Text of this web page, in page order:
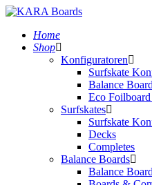
Home
Shop
Konfiguratoren
Surfskate
Balance
Eco
Surfskates
Surfskate
Decks
Completes
Balance Boards
Balance